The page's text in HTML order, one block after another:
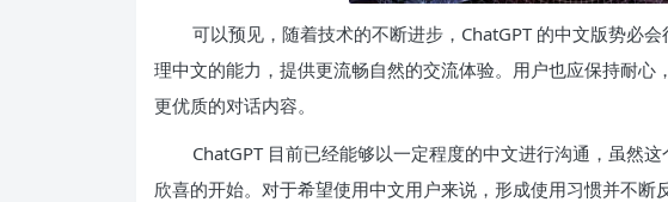
可以预见，随着技术的不断进步，ChatGPT 的中文版势必
理中文的能力，提供更流畅自然的交流体验。用户也应保持耐
更优质的对话内容。
ChatGPT 目前已经能够以一定程度的中文进行沟通，虽然
欣喜的开始。对于希望使用中文用户来说，形成使用习惯并不断